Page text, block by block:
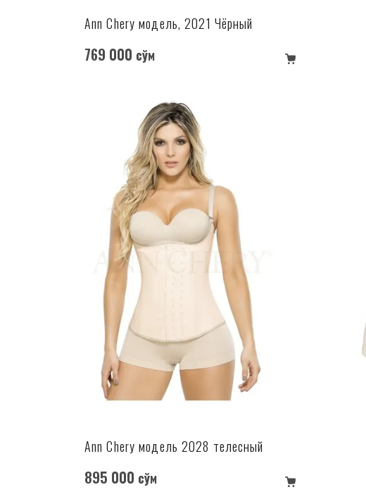
Ann Chery модель, 2021 Чёрный
769 000 сўм
в корзину
Ann Chery модель 2028 телесный
895 000 сўм